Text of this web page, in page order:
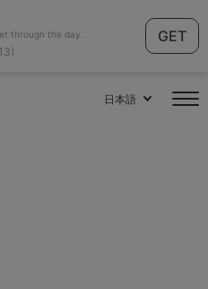
through the day. GET
日本語